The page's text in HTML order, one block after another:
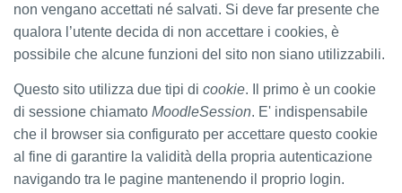
non vengano accettati né salvati. Si deve far presente che
qualora l’utente decida di non accettare i cookies, è
possibile che alcune funzioni del sito non siano utilizzabili.
Questo sito utilizza due tipi di cookie. Il primo è un cookie
di sessione chiamato MoodleSession. E' indispensabile
che il browser sia configurato per accettare questo cookie
al fine di garantire la validità della propria autenticazione
navigando tra le pagine mantenendo il proprio login.